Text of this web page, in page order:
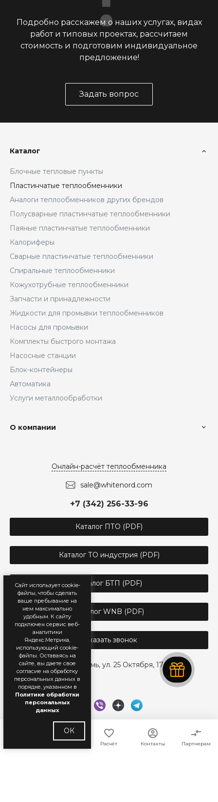
Расчёт Контакты Партнерам
Сайт использует cookie-
файлы, чтобы сделать
ваше пребывание на
нем максимально
удобным. К cайту
подключен сервис веб-
аналитики
Яндекс.Метрика,
использующий cookie-
файлы. Оставаясь на
сайте, вы даете свое
согласие на обработку
персональных данных в
порядке, указанном в
Политике обработки
персональных
данных
ОК
Подробно расскажем о наших услугах, видах
работ и типовых проектах, рассчитаем
стоимость и подготовим индивидуальное
предложение!
Задать вопрос
Каталог
Блочные тепловые пункты
Пластинчатые теплообменники
Аналоги теплообменников других брендов
Полусварные пластинчатые теплообменники
Паяные пластинчатые теплообменники
Калориферы
Сварные пластинчатые теплообменники
Спиральные теплообменники
Кожухотрубные теплообменники
Запчасти и принадлежности
Жидкости для промывки теплообменников
Насосы для промывки
Комплекты быстрого монтажа
Насосные станции
Блок-контейнеры
Автоматика
Услуги металлообработки
О компании
Онлайн-расчёт теплообменника
sale@whitenord.com
+7 (342) 256-33-96
г. Пермь, ул. 25 Октября, 17
Каталог ПТО (PDF)
Каталог ТО индустрия (PDF)
Каталог БТП (PDF)
Каталог WNB (PDF)
Заказать звонок